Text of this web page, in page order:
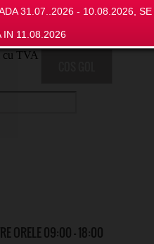
31.07..2026 - 10.08.2026, SE
IN 11.08.2026
cu TVA
ORELE 09:00 - 18:00